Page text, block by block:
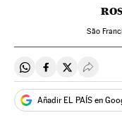
São
Compartir en
Compartir en
Compartir
Añadir EL PAÍS en